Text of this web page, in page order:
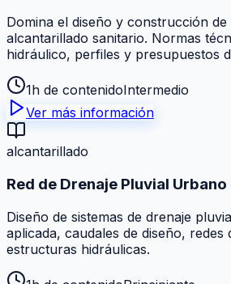
Domina el diseño y construcción de
alcantarillado sanitario. Normas
hidráulico, perfiles y presupuestos
1h de contenidoIntermedio
Ver más información
alcantarillado
Red de Drenaje Pluvial
Diseño de sistemas de drenaje
aplicada, caudales de diseño, redes
estructuras hidráulicas.